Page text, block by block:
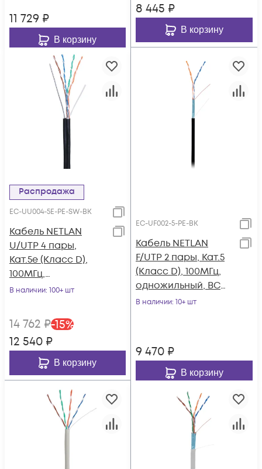
11 729 ₽
В корзину
8 445 ₽
В корзину
Распродажа
EC-UU004-5E-PE-SW-BK
Кабель NETLAN
U/UTP 4 пары,
Кат.5e (Класс D),
100МГц,
одножильный, BC
внешний, PE до
-40C, с
одножильным
тросом, черный,
305м
В наличии: 100+ шт
14 762 ₽-15%
12 540 ₽
В корзину
EC-UF002-5-PE-BK
Кабель NETLAN
F/UTP 2 пары, Кат.5
(Класс D), 100МГц,
одножильный, BC
(чистая медь),
В наличии: 10+ шт
9 470 ₽
В корзину